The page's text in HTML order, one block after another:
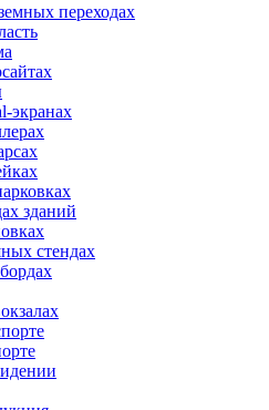
переходах
экранах
зданий
стендах